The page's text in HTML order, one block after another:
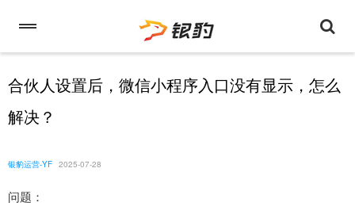
合伙人设置后，微信小程序入口没有显示，怎么
解决？
银豹运营-YF 2025-07-28
问题：